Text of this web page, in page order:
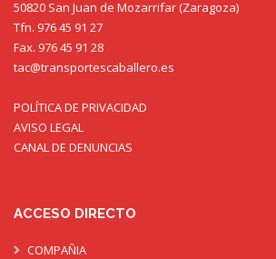
50820 San Juan de Mozarrifar (Zaragoza)
Tfn. 976 45 91 27
Fax. 976 45 91 28
tac@transportescaballero.es
POLÍTICA DE PRIVACIDAD
AVISO LEGAL
CANAL DE DENUNCIAS
ACCESO DIRECTO
COMPAÑIA